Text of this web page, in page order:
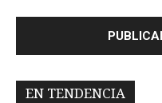
EN TENDENCIA